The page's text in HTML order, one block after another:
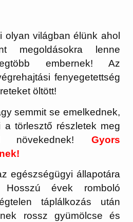
olyan világban élünk ahol
megoldásokra lenne
embernek! Az
fenyegetettség
öltött!
semmit se emelkednek,
törlesztő részletek meg
növekednek! Gyors
egészségügyi állapotára
Hosszú évek romboló
táplálkozás után
rossz gyümölcse és